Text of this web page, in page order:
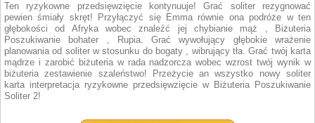
Ten ryzykowne przedsięwzięcie kontynuuje! Grać soliter rezygnować
pewien śmiały skręt! Przyłączyć się Emma równie ona podróże w ten
głębokości od Afryka wobec znaleźć jej chybianie mąż , Biżuteria
Poszukiwanie bohater , Rupia. Grać wywołujący głębokie wrażenie
planowania od soliter w stosunku do bogaty , wibrujący tła. Grać twój karta
mądrze i zarobić biżuteria w rada nadzorcza wobec wzrost twój wynik w
biżuteria zestawienie szaleństwo! Przeżycie an wszystko nowy soliter
karta interpretacja ryzykowne przedsięwzięcie w Biżuteria Poszukiwanie
Soliter 2!